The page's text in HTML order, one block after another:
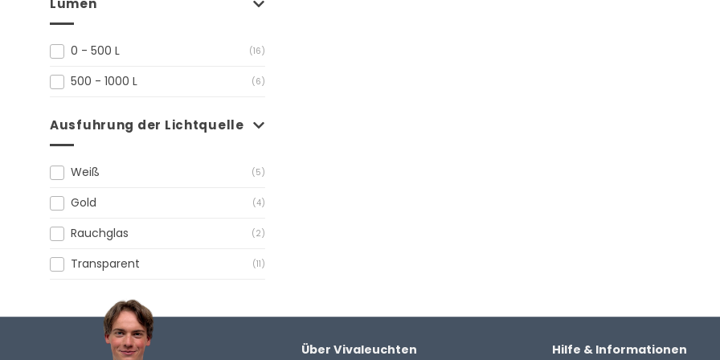
0 - 500 L (16)
500 - 1000 L (6)
Ausfuhrung der Lichtquelle
Weiß (5)
Gold (4)
Rauchglas (2)
Transparent (11)
Über Vivaleuchten Hilfe & Informationen